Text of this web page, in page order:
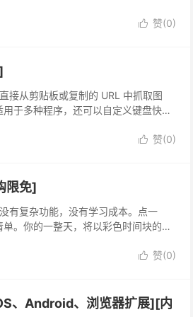
 赞(0)
接从剪贴板或复制的 URL 中抓取图
于多种程序，还可以自定义键盘快捷
 赞(0)
限免]
有复杂功能，没有学习成本。点一
。你的一整天，将以彩色时间块的形
 赞(0)
、Android、浏览器扩展][内